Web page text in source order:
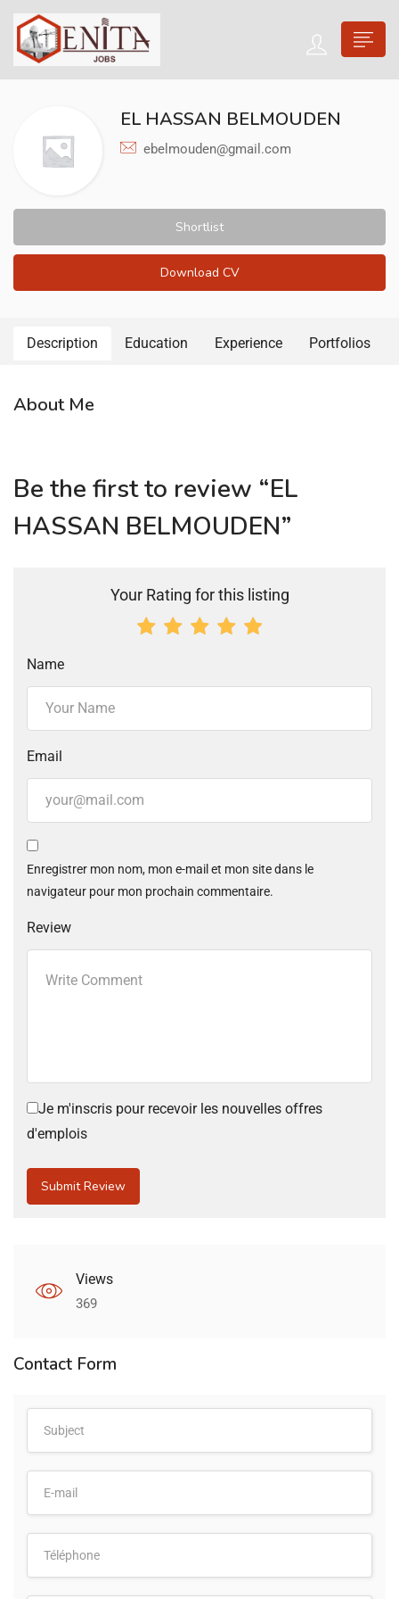
EL HASSAN BELMOUDEN
ebelmouden@gmail.com
Shortlist
Download CV
Description Education Experience Portfolios
About Me
Be the first to review “EL
HASSAN BELMOUDEN”
Your Rating for this listing
Name
Email
Enregistrer mon nom, mon e-mail et mon site dans le
navigateur pour mon prochain commentaire.
Review
Je m'inscris pour recevoir les nouvelles offres
d'emplois
Views
369
Contact Form